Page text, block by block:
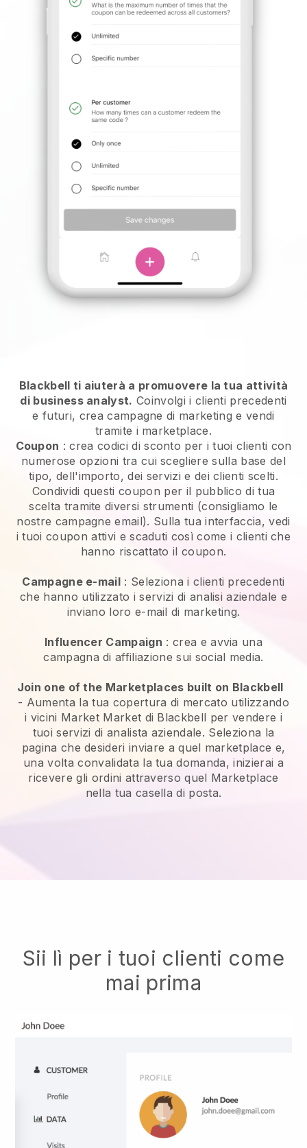
Blackbell ti aiuterà a promuovere la tua attività
di business analyst. Coinvolgi i clienti precedenti
e futuri, crea campagne di marketing e vendi
tramite i marketplace.
Coupon : crea codici di sconto per i tuoi clienti con
numerose opzioni tra cui scegliere sulla base del
tipo, dell'importo, dei servizi e dei clienti scelti.
Condividi questi coupon per il pubblico di tua
scelta tramite diversi strumenti (consigliamo le
nostre campagne email). Sulla tua interfaccia, vedi
i tuoi coupon attivi e scaduti così come i clienti che
hanno riscattato il coupon.
Campagne e-mail : Seleziona i clienti precedenti
che hanno utilizzato i servizi di analisi aziendale e
inviano loro e-mail di marketing.
Influencer Campaign : crea e avvia una
campagna di affiliazione sui social media.
Join one of the Marketplaces built on Blackbell
- Aumenta la tua copertura di mercato utilizzando
i vicini Market Market di Blackbell per vendere i
tuoi servizi di analista aziendale. Seleziona la
pagina che desideri inviare a quel marketplace e,
una volta convalidata la tua domanda, inizierai a
ricevere gli ordini attraverso quel Marketplace
nella tua casella di posta.
Sii lì per i tuoi clienti come
mai prima